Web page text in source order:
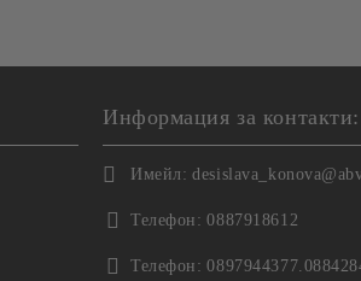
Информация за контакти:
Имейл:
Телефон: 0887918612
Телефон: